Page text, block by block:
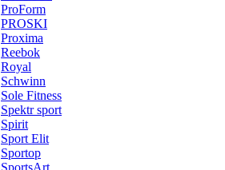
ProForm
PROSKI
Proxima
Reebok
Royal
Schwinn
Sole Fitness
Spektr sport
Spirit
Sport Elit
Sportop
SportsArt